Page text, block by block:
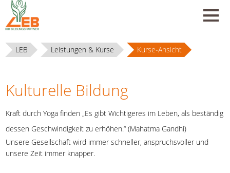
LEB Leistungen & Kurse Kurse-Ansicht
Kulturelle Bildung
Kraft durch Yoga finden „Es gibt Wichtigeres im Leben, als beständig
dessen Geschwindigkeit zu erhöhen.“ (Mahatma Gandhi)
Unsere Gesellschaft wird immer schneller, anspruchsvoller und
unsere Zeit immer knapper.